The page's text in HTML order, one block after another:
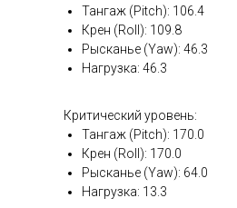
Тангаж (Pitch): 106.4
Крен (Roll): 109.8
Рысканье (Yaw): 46.3
Нагрузка: 46.3
Критический уровень:
Тангаж (Pitch): 170.0
Крен (Roll): 170.0
Рысканье (Yaw): 64.0
Нагрузка: 13.3